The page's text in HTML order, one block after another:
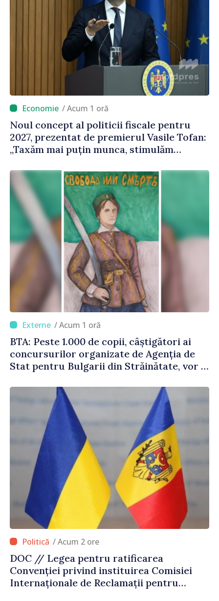
/ Acum 1 oră
Noul concept al politicii fiscale pentru
2027, prezentat de premierul Vasile Tofan:
„Taxăm mai puțin munca, stimulăm
taxarea consumului”
/ Acum 1 oră
BTA: Peste 1.000 de copii, câștigători ai
concursurilor organizate de Agenția de
Stat pentru Bulgarii din Străinătate, vor fi
/ Acum 2 ore
DOC // Legea pentru ratificarea
Convenției privind instituirea Comisiei
Internaționale de Reclamații pentru